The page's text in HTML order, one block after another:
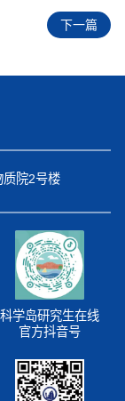
下一篇
质院2号楼
科学岛研究生在线
官方抖音号